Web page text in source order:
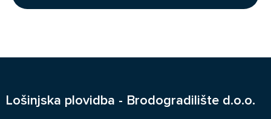
Lošinjska plovidba - Brodogradilište d.o.o.